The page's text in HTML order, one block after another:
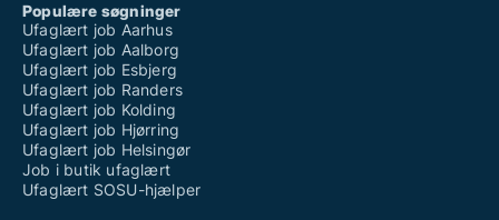
Populære søgninger
Ufaglært job Aarhus
Ufaglært job Aalborg
Ufaglært job Esbjerg
Ufaglært job Randers
Ufaglært job Kolding
Ufaglært job Hjørring
Ufaglært job Helsingør
Job i butik ufaglært
Ufaglært SOSU-hjælper